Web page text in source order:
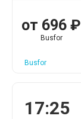
от 696 ₽
Busfor
Busfor
17:25